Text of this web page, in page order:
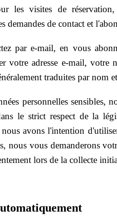
les visites de
demandes de contact et
par e-mail, en vous
votre adresse e-mail, votre
traduites par nom
personnelles sensibles,
le strict respect de la
avons l'intention
nous vous demanderons
lors de la collecte